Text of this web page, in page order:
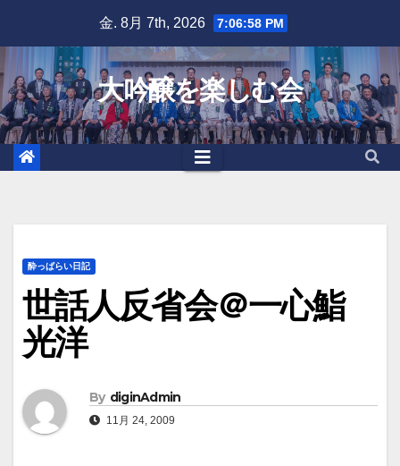
content
金. 8月 7th, 2026 7:06:59 PM
大吟醸を楽しむ会
酔っぱらい日記
世話人反省会＠一心鮨
光洋
By diginAdmin
11月 24, 2009